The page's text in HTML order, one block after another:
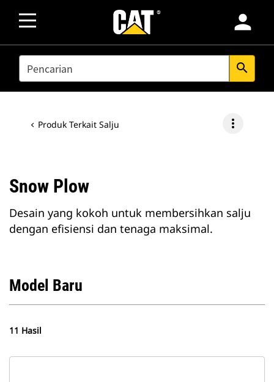
person
SEARCH search
Produk Terkait Salju more_vert
Snow Plow
Desain yang kokoh untuk membersihkan salju
dengan efisiensi dan tenaga maksimal.
Model Baru
11 Hasil